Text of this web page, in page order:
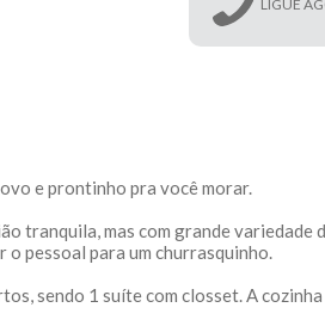
LIGUE
e prontinho pra você morar.
tranquila, mas com grande variedade
o pessoal para um churrasquinho.
sendo 1 suíte com closset. A